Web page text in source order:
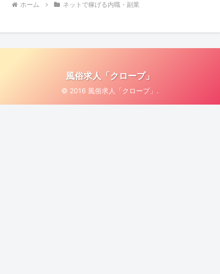
ホーム ネットで稼げる内職・副業
風俗求人「クロープ」
© 2016 風俗求人「クロープ」.